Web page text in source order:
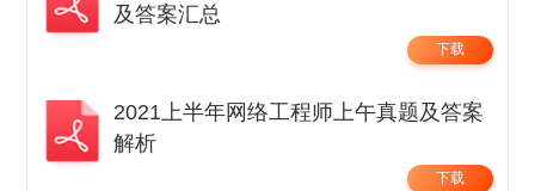
及答案汇总
下载
2021上半年网络工程师上午真题及答案
解析
下载